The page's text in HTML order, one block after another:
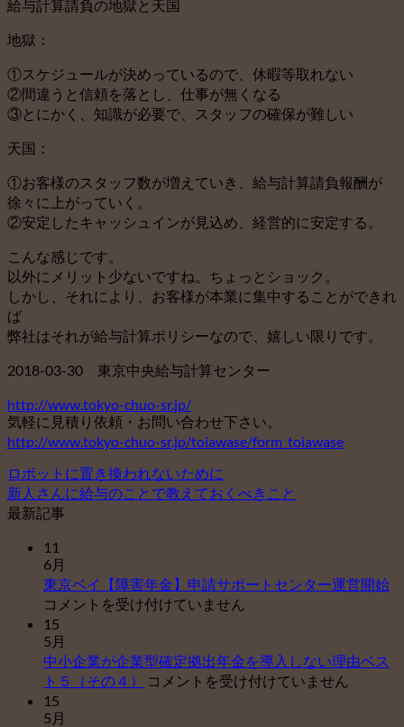
給与計算請負の地獄と天国
地獄：
①スケジュールが決めっているので、休暇等取れない
②間違うと信頼を落とし、仕事が無くなる
③とにかく、知識が必要で、スタッフの確保が難しい
天国：
①お客様のスタッフ数が増えていき、給与計算請負報酬が
徐々に上がっていく。
②安定したキャッシュインが見込め、経営的に安定する。
こんな感じです。
以外にメリット少ないですね。ちょっとショック。
しかし、それにより、お客様が本業に集中することができれ
ば
弊社はそれが給与計算ポリシーなので、嬉しい限りです。
2018-03-30 東京中央給与計算センター
http://www.tokyo-chuo-sr.jp/
気軽に見積り依頼・お問い合わせ下さい。
http://www.tokyo-chuo-sr.jp/toiawase/form_toiawase
ロボットに置き換われないために
新人さんに給与のことで教えておくべきこと
最新記事
11
6月
東京ベイ【障害年金】申請サポートセンター運営開始東
コメントを受け付けていません
15
5月
中小企業が企業型確定拠出年金を導入しない理由ベス
ト５（その４）
中
コメントを受け付けていません
15
5月